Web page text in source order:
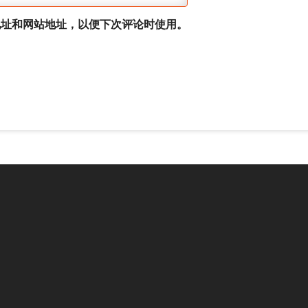
和网站地址，以便下次评论时使用。